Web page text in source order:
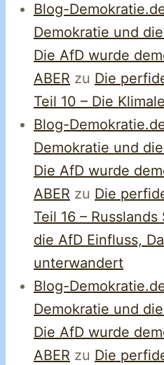
Blog-
Demokratie und
Die AfD wurde
ABER zu Die
Teil 10 – Die
Blog-
Demokratie und
Die AfD wurde
ABER zu Die
Teil 16 –
die AfD Einfluss,
unterwandert
Blog-
Demokratie und
Die AfD wurde
ABER zu Die